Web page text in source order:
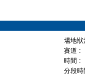
場地
賽道 :
時間 :
分段